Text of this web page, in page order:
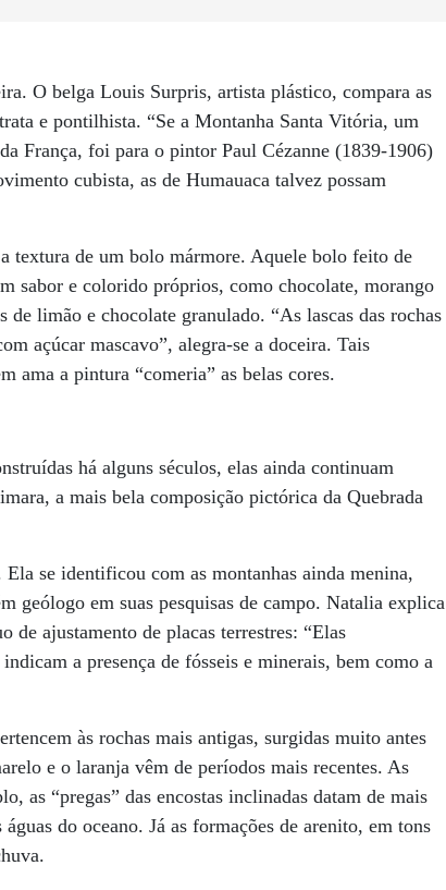
O belga Louis Surpris, artista plástico, compara as
e pontilhista. “Se a Montanha Santa Vitória, um
França, foi para o pintor Paul Cézanne (1839-1906)
cubista, as de Humauaca talvez possam
textura de um bolo mármore. Aquele bolo feito de
sabor e colorido próprios, como chocolate, morango
limão e chocolate granulado. “As lascas das rochas
açúcar mascavo”, alegra-se a doceira. Tais
ama a pintura “comeria” as belas cores.
há alguns séculos, elas ainda continuam
a mais bela composição pictórica da Quebrada
se identificou com as montanhas ainda menina,
geólogo em suas pesquisas de campo. Natalia explica
de ajustamento de placas terrestres: “Elas
a presença de fósseis e minerais, bem como a
às rochas mais antigas, surgidas muito antes
e o laranja vêm de períodos mais recentes. As
as “pregas” das encostas inclinadas datam de mais
do oceano. Já as formações de arenito, em tons